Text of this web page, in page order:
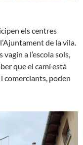
els centres
de la vila.
a l’escola sols,
que el camí està
comerciants, poden